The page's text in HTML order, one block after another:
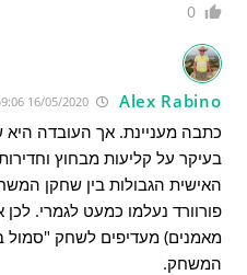
0
Alex Rabino
16/05/2020 16:59:06
בעיקר על קליעות מבחוץ
האישית הגבולות בין שחקן
פורוורד נעלמו כמעט לגמרי. לכן
מאמנים) מעדיפים לשחק "סמול
המשחק.